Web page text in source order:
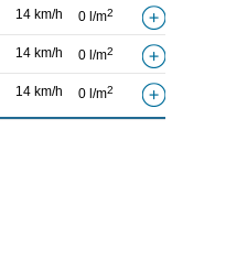
14 km/h 0 l/m2
14 km/h 0 l/m2
14 km/h 0 l/m2